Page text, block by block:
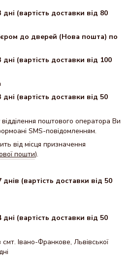
дні (вартість доставки від 80
до дверей (Нова пошта) по
дні (вартість доставки від 100
дні (вартість доставки від 50
поштового оператора Ви
SMS-повідомленням.
від місця призначення
пошти).
днів (вартість доставки від 50
дні (вартість доставки від 50
Івано-Франкове, Львівської